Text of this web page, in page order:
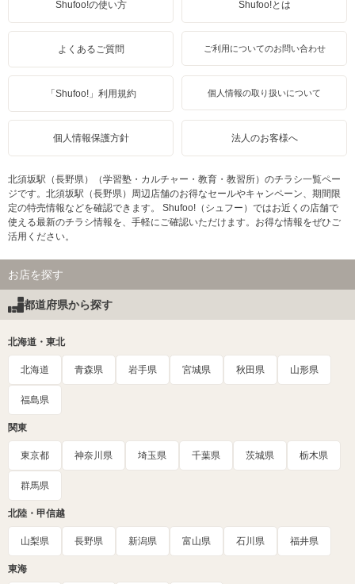
Shufoo!の使い方 Shufoo!とは
よくあるご質問 ご利用についてのお問い合わせ
「Shufoo!」利用規約 個人情報の取り扱いについて
個人情報保護方針 法人のお客様へ
北須坂駅（長野県）（学習塾・カルチャー・教育・教習所）のチラシ一覧ペー
ジです。北須坂駅（長野県）周辺店舗のお得なセールやキャンペーン、期間限
定の特売情報などを確認できます。 Shufoo!（シュフー）ではお近くの店舗で
使える最新のチラシ情報を、手軽にご確認いただけます。お得な情報をぜひご
活用ください。
お店を探す
都道府県から探す
北海道・東北
北海道 青森県 岩手県 宮城県 秋田県 山形県
福島県
関東
東京都 神奈川県 埼玉県 千葉県 茨城県 栃木県
群馬県
北陸・甲信越
山梨県 長野県 新潟県 富山県 石川県 福井県
東海